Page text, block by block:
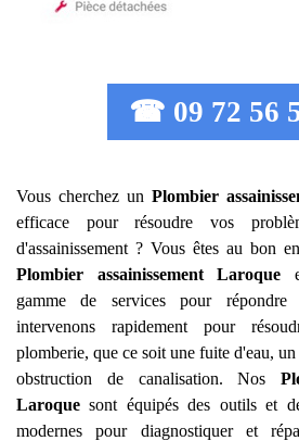
☎ 09 72 56
Vous cherchez un Plombier
efficace pour résoudre vos
d'assainissement ? Vous êtes au bon
Plombier assainissement
Laroque
gamme de services pour
intervenons rapidement pour
plomberie, que ce soit une fuite d'eau,
obstruction de canalisation. Nos
Laroque sont équipés des outils et
modernes pour diagnostiquer et